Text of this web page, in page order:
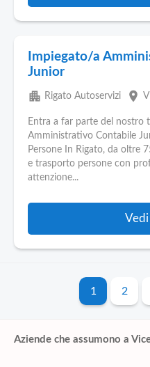
Impiegato/a
Junior
apartment Rigato Autoservizi place
Entra a far parte del nostro
Amministrativo Contabile
Persone In Rigato, da oltre
e trasporto persone con
attenzione...
1 2
Aziende che assumono a